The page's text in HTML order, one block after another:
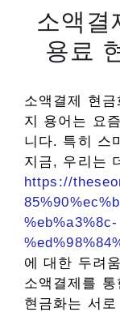
소액결
용료
소액결제 현
지 용어는 요
니다. 특히 스
지금, 우리는
https://
%eb%a3%8c-
에 대한 두려
소액결제를
현금화는 서